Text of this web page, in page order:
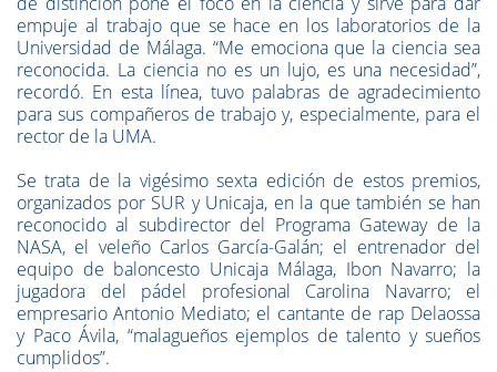
empuje al trabajo que se hace en los laboratorios de la
Universidad de Málaga. “Me emociona que la ciencia sea
reconocida. La ciencia no es un lujo, es una necesidad”,
recordó. En esta línea, tuvo palabras de agradecimiento
para sus compañeros de trabajo y, especialmente, para el
rector de la UMA.
Se trata de la vigésimo sexta edición de estos premios,
organizados por SUR y Unicaja, en la que también se han
reconocido al subdirector del Programa Gateway de la
NASA, el veleño Carlos García-Galán; el entrenador del
equipo de baloncesto Unicaja Málaga, Ibon Navarro; la
jugadora del pádel profesional Carolina Navarro; el
empresario Antonio Mediato; el cantante de rap Delaossa
y Paco Ávila, “malagueños ejemplos de talento y sueños
cumplidos”.